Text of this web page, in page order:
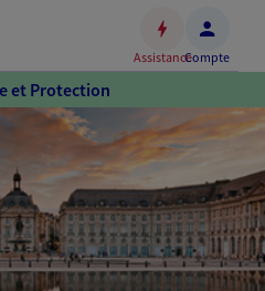
Accéder
au
contenu
Accéder
au
pied
de
page
AssistanceCompte
et Protection